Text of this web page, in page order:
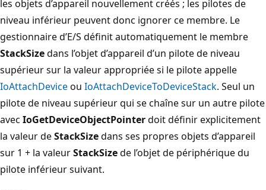
les objets d’appareil nouvellement créés ; les pilotes de
niveau inférieur peuvent donc ignorer ce membre. Le
gestionnaire d’E/S définit automatiquement le membre
StackSizedans l’objet d’appareil d’un pilote de niveau
supérieur sur la valeur appropriée si le pilote appelle
IoAttachDeviceou IoAttachDeviceToDeviceStack. Seul un
pilote de niveau supérieur qui se chaîne sur un autre pilote
avec IoGetDeviceObjectPointerdoit définir explicitement
la valeur deStackSizedans ses propres objets d’appareil
sur 1 + la valeurStackSizede l’objet de périphérique du
pilote inférieur suivant.